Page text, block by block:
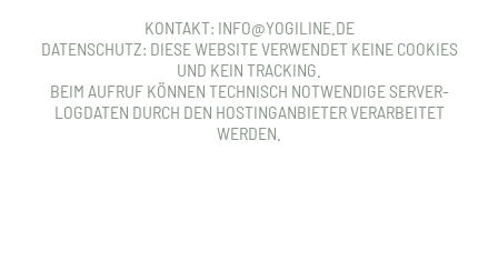
KONTAKT: INFO@YOGILINE.DE
DATENSCHUTZ: DIESE WEBSITE VERWENDET KEINE COOKIES
UND KEIN TRACKING.
BEIM AUFRUF KÖNNEN TECHNISCH NOTWENDIGE SERVER-
LOGDATEN DURCH DEN HOSTINGANBIETER VERARBEITET
WERDEN.